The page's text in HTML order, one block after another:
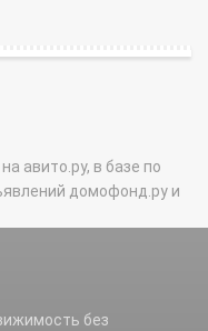
авито.ру, в базе по
домофонд.ру и
без